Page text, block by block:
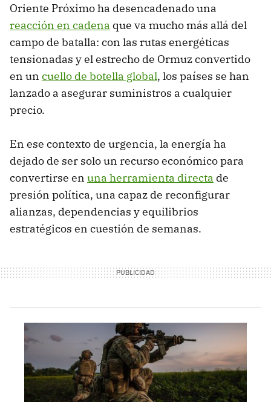
Oriente Próximo ha desencadenado una
reacción en cadena que va mucho más allá del
campo de batalla: con las rutas energéticas
tensionadas y el estrecho de Ormuz convertido
en un cuello de botella global, los países se han
lanzado a asegurar suministros a cualquier
precio.
En ese contexto de urgencia, la energía ha
dejado de ser solo un recurso económico para
convertirse en una herramienta directa de
presión política, una capaz de reconfigurar
alianzas, dependencias y equilibrios
estratégicos en cuestión de semanas.